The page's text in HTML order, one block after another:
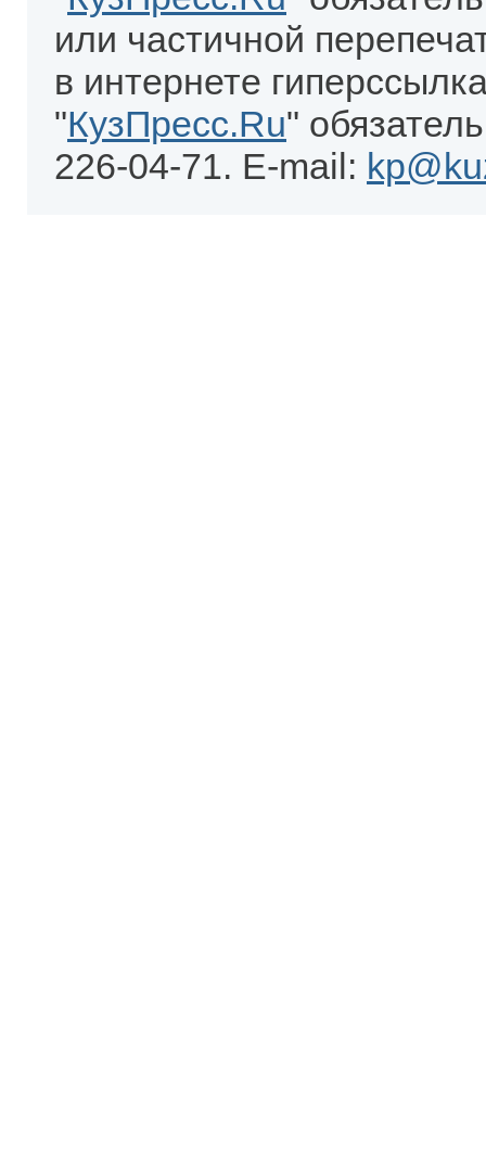
или частичной
в интернете
"КузПресс.Ru"
226-04-71. E-mail: